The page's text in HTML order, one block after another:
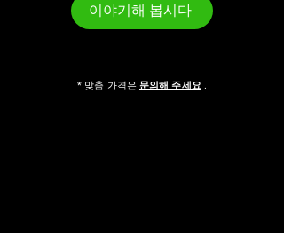
이야기해 봅시다
* 맞춤 가격은 문의해 주세요.